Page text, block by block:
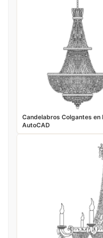
Candelabros Colgantes
AutoCAD